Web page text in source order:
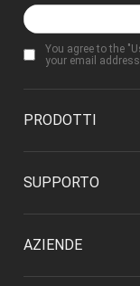
You agree to the "
your email
PRODOTTI
SUPPORTO
AZIENDE